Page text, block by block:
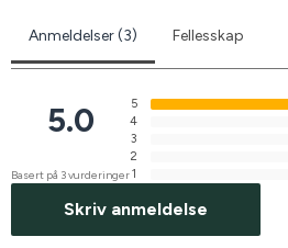
Anmeldelser (3) Fellesskap
5.0
Basert på 3 vurderinger
5
4
3
2
1
Skriv anmeldelse